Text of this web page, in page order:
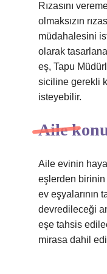
Rızasını
olmaksızın
müdahalesini
olarak
eş, Tapu
siciline gerekli
isteyebilir.
Aile
Aile evinin
eşlerden
ev eşyalarının
devredileceği
eşe tahsis
mirasa dahil